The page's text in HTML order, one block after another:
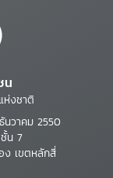
น
ห่งชาติ
นวาคม 2550
น 7
ง เขตหลักสี่